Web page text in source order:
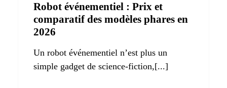
Robot événementiel : Prix et
comparatif des modèles phares en
2026
Un robot événementiel n’est plus un
simple gadget de science-fiction,[...]